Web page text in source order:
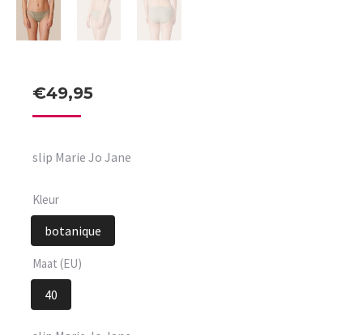
€49,95
slip Marie Jo Jane
Kleur
botanique
Maat (EU)
40